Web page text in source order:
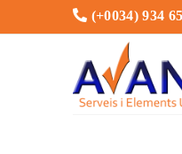
(+0034) 934